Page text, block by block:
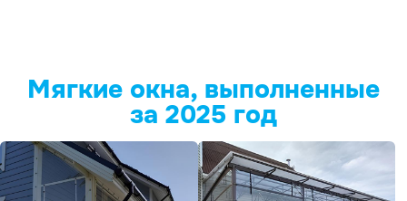
Мягкие окна, выполненные
за 2025 год